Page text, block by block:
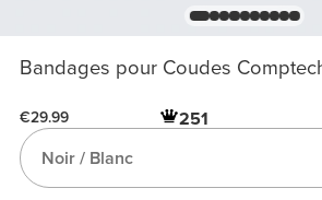
Bandages pour Coudes
€29.99 251
Noir / Blanc